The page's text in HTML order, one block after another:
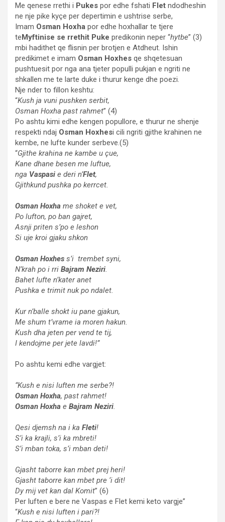
Me qenese rrethi i Pukes por edhe fshati Flet ndodheshin
ne nje pike kyçe per depertimin e ushtrise serbe,
Imam Osman Hoxha por edhe hoxhallar te tjere
teMyftinise se rrethit Puke predikonin neper “hytbe” (3)
mbi hadithet qe flisnin per brotjen e Atdheut. Ishin
predikimet e imam Osman Hoxhes qe shqetesuan
pushtuesit por nga ana tjeter populli pukjan e ngriti ne
shkallen me te larte duke i thurur kenge dhe poezi.
Nje nder to fillon keshtu:
“Kush ja vuni pushken serbit,
Osman Hoxha past rahmet” (4)
Po ashtu kimi edhe kengen popullore, e thurur ne shenje
respekti ndaj Osman Hoxhesi cili ngriti gjithe krahinen ne
kembe, ne lufte kunder serbeve.(5)
“Gjithe krahina ne kambe u çue,
Kane dhane besen me luftue,
nga Vaspasi e deri n’Flet,
Gjithkund pushka po kerrcet.
Osman Hoxha me shoket e vet,
Po lufton, po ban gajret,
Asnji priten s’po e leshon
Si uje kroi gjaku shkon
Osman Hoxhes s’i trembet syni,
N’krah po i rri Bajram Neziri.
Bahet lufte n’kater anet
Pushka e trimit nuk po ndalet.
Kur n’balle shokt iu pane gjakun,
Me shum t’vrame ia moren hakun.
Kush dha jeten per vend te tij,
I kendojme per jete lavdi!”
Po ashtu kemi edhe vargjet:
“Kush e nisi luften me serbe?!
Osman Hoxha, past rahmet!
Osman Hoxha e Bajram Neziri.
Qesi djemsh na i ka Fleti!
S’i ka krajli, s’i ka mbreti!
S’i mban toka, s’i mban deti!
Gjasht taborre kan mbet prej heri!
Gjasht taborre kan mbet pre ‘i dit!
Dy mij vet kan dal Komit” (6)
Per luften e bere ne Vaspas e Flet kemi keto vargje”
“Kush e nisi luften i pari?!